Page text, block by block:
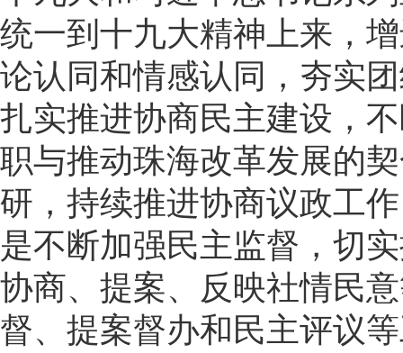
统一到十九大精神上来，
论认同和情感认同，夯实
扎实推进协商民主建设，
职与推动珠海改革发展的
研，持续推进协商议政工
是不断加强民主监督，切
协商、提案、反映社情民
督、提案督办和民主评议